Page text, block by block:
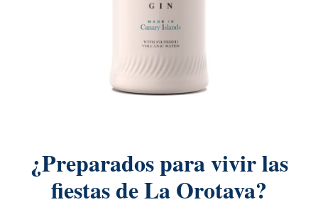
¿Preparados para vivir las
fiestas de La Orotava?